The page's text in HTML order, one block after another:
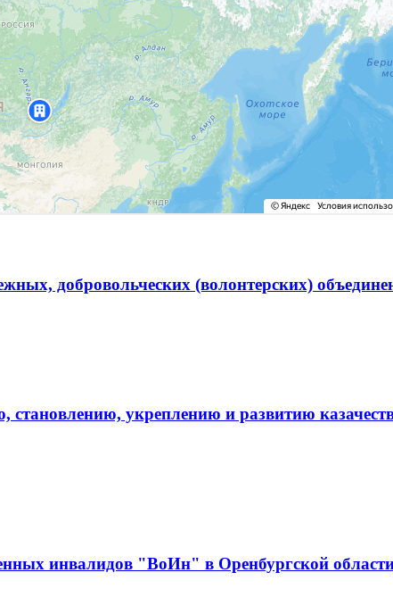
добровольческих (волонтерских)
становлению, укреплению и развитию
инвалидов "ВоИн" в Оренбургской